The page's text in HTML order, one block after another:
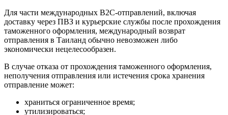
Для части международных B2C-отправлений, включая
доставку через ПВЗ и курьерские службы после прохождения
таможенного оформления, международный возврат
отправления в Таиланд обычно невозможен либо
экономически нецелесообразен.
В случае отказа от прохождения таможенного оформления,
неполучения отправления или истечения срока хранения
отправление может:
храниться ограниченное время;
утилизироваться;